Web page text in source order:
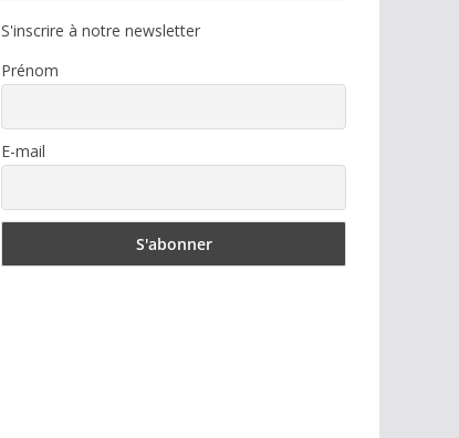
S'inscrire à notre newsletter
Prénom
E-mail